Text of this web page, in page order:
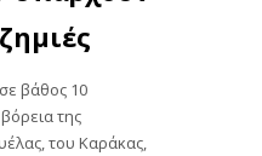
βάθος 10
της
του Καράκας,